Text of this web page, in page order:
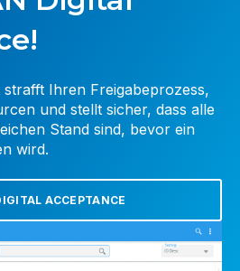
strafft Ihren Freigabeprozess,
und stellt sicher, dass alle
Stand sind, bevor ein
wird.
ACCEPTANCE